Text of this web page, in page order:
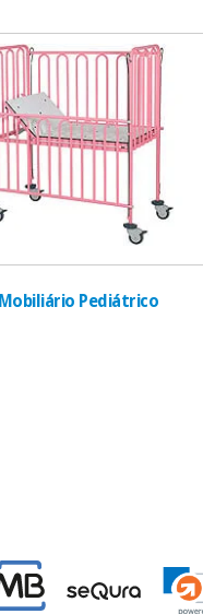
Mobiliário Pediátrico